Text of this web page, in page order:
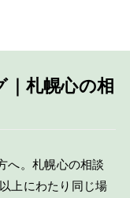
札幌心の相
へ。札幌心の相談
上にわたり同じ場